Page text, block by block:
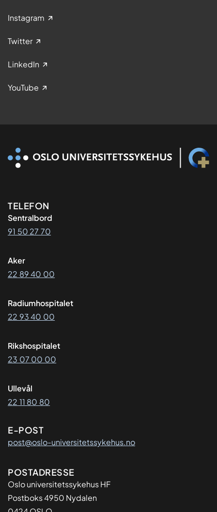
Instagram
Twitter
LinkedIn
YouTube
Kontaktinformasjon
TELEFON
Sentralbord
91 50 27 70
Aker
22 89 40 00
Radiumhospitalet
22 93 40 00
Rikshospitalet
23 07 00 00
Ullevål
22 11 80 80
E-POST
post@oslo-universitetssykehus.no
Adresse
POSTADRESSE
Oslo universitetssykehus HF
Postboks 4950 Nydalen